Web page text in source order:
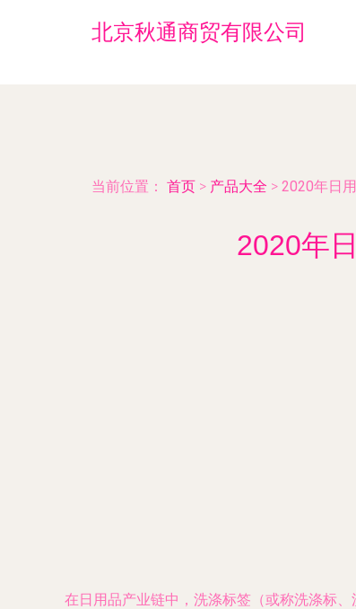
北京秋通商贸有限公司
当前位置： 首页 > 产品大全 > 2020年日
2020年
在日用品产业链中，洗涤标签（或称洗涤标